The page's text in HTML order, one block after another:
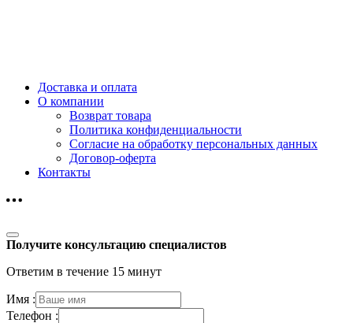
Доставка и оплата
О компании
Возврат товара
Политика конфиденциальности
Согласие на обработку персональных данных
Договор-оферта
Контакты
Получите консультацию специалистов
Ответим в течение 15 минут
Имя :
Телефон :